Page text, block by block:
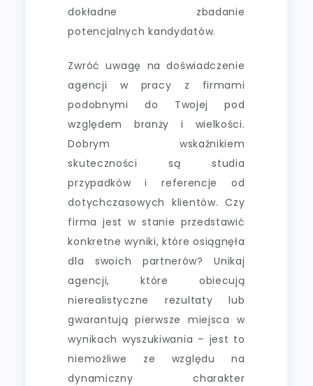
dokładne zbadanie
potencjalnych kandydatów.
Zwróć uwagę na doświadczenie
agencji w pracy z firmami
podobnymi do Twojej pod
względem branży i wielkości.
Dobrym wskaźnikiem
skuteczności są studia
przypadków i referencje od
dotychczasowych klientów. Czy
firma jest w stanie przedstawić
konkretne wyniki, które osiągnęła
dla swoich partnerów? Unikaj
agencji, które obiecują
nierealistyczne rezultaty lub
gwarantują pierwsze miejsca w
wynikach wyszukiwania – jest to
niemożliwe ze względu na
dynamiczny charakter